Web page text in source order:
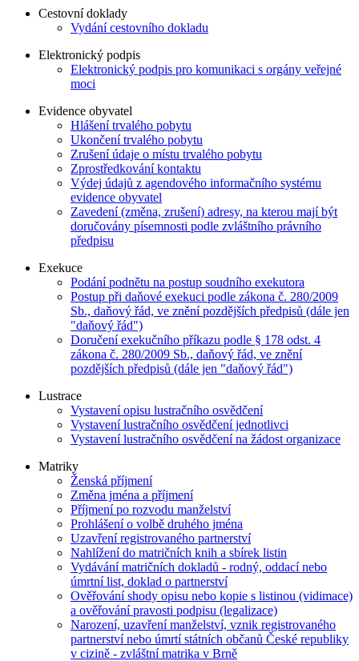
Cestovní doklady
Vydání cestovního dokladu
Elektronický podpis
Elektronický podpis pro komunikaci s orgány veřejné
moci
Evidence obyvatel
Hlášení trvalého pobytu
Ukončení trvalého pobytu
Zrušení údaje o místu trvalého pobytu
Zprostředkování kontaktu
Výdej údajů z agendového informačního systému
evidence obyvatel
Zavedení (změna, zrušení) adresy, na kterou mají být
doručovány písemnosti podle zvláštního právního
předpisu
Exekuce
Podání podnětu na postup soudního exekutora
Postup při daňové exekuci podle zákona č. 280/2009
Sb., daňový řád, ve znění pozdějších předpisů (dále jen
"daňový řád")
Doručení exekučního příkazu podle § 178 odst. 4
zákona č. 280/2009 Sb., daňový řád, ve znění
pozdějších předpisů (dále jen "daňový řád")
Lustrace
Vystavení opisu lustračního osvědčení
Vystavení lustračního osvědčení jednotlivci
Vystavení lustračního osvědčení na žádost organizace
Matriky
Ženská příjmení
Změna jména a příjmení
Příjmení po rozvodu manželství
Prohlášení o volbě druhého jména
Uzavření registrovaného partnerství
Nahlížení do matričních knih a sbírek listin
Vydávání matričních dokladů - rodný, oddací nebo
úmrtní list, doklad o partnerství
Ověřování shody opisu nebo kopie s listinou (vidimace)
a ověřování pravosti podpisu (legalizace)
Narození, uzavření manželství, vznik registrovaného
partnerství nebo úmrtí státních občanů České republiky
v cizině - zvláštní matrika v Brně